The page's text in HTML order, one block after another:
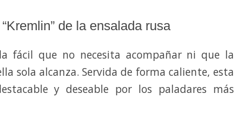
de la ensalada rusa
fácil que no necesita acompañar ni que la
sola alcanza. Servida de forma caliente, esta
y deseable por los paladares más